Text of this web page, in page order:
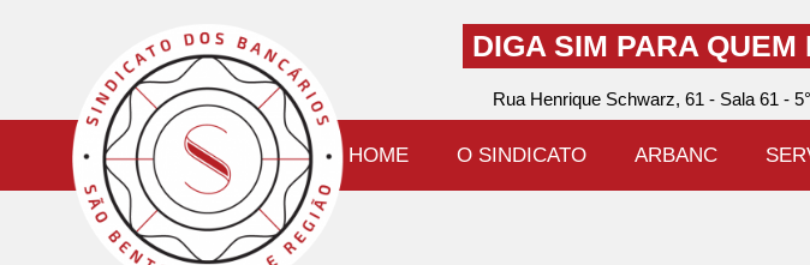
DIGA SIM PARA QUEM
Rua Henrique Schwarz, 61 - Sala 61 -
HOME O SINDICATO ARBANC